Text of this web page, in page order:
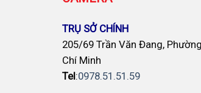
TRỤ SỞ CHÍNH
205/69 Trần Văn Đang,
Chí Minh
Tel:0978.51.51.59